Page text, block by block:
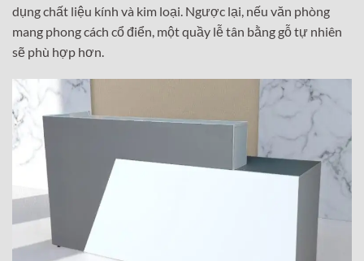
dụng chất liệu kính và kim loại. Ngược lại, nếu văn phòng
mang phong cách cổ điển, một quầy lễ tân bằng gỗ tự nhiên
sẽ phù hợp hơn.